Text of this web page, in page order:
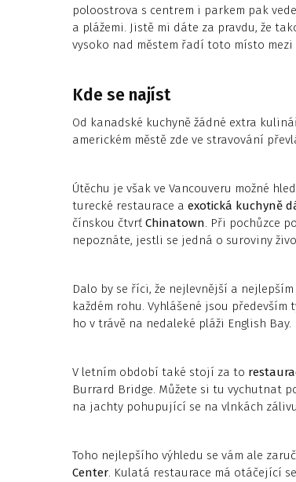
poloostrova s centrem i parkem pak
a plážemi. Jistě mi dáte za pravdu, že
vysoko nad městem řadí toto místo
Kde se najíst
Od kanadské kuchyně žádné extra
americkém městě zde ve stravování
Útěchu je však ve Vancouveru možné
turecké restaurace a exotická kuchyně
čínskou čtvrť Chinatown. Při pochůzce
nepoznáte, jestli se jedná o suroviny
Dalo by se říci, že nejlevnější a
každém rohu. Vyhlášené jsou
ho v trávě na nedaleké pláži English Bay.
V letním období také stojí za to
Burrard Bridge. Můžete si tu vychutnat
na jachty pohupující se na vlnkách zálivu
Toho nejlepšího výhledu se vám ale
Center. Kulatá restaurace má otáčející